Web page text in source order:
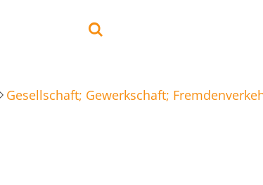
Gesellschaft; Gewerkschaft;